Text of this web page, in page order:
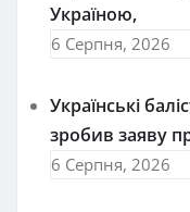
Україною,
6 Серпня, 2026
Українські
зробив заяву
6 Серпня, 2026